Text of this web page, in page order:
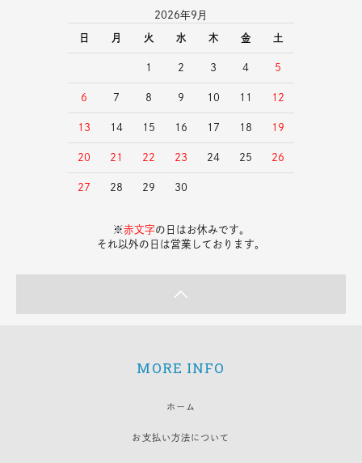
2026年9月
日 月 火 水 木 金 土
1 2 3 4 5
6 7 8 9 10 11 12
13 14 15 16 17 18 19
20 21 22 23 24 25 26
27 28 29 30
※赤文字の日はお休みです。
それ以外の日は営業しております。
MORE INFO
ホーム
お支払い方法について